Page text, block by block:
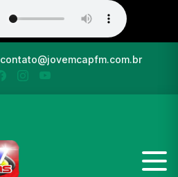
contato@jovemcapfm.com.br